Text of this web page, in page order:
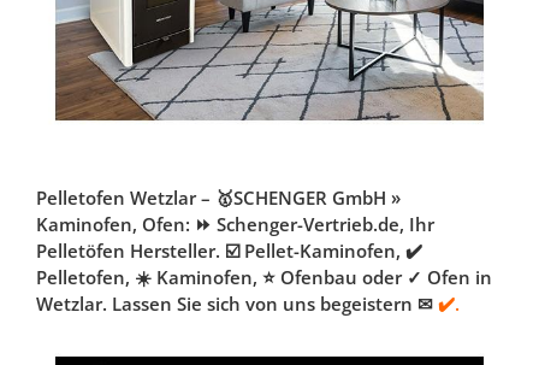
Pelletofen Wetzlar – 🥇SCHENGER GmbH »
Kaminofen, Ofen: ⏩ Schenger-Vertrieb.de, Ihr
Pelletöfen Hersteller. ☑️ Pellet-Kaminofen, ✔️
Pelletofen, ☀️ Kaminofen, ⭐ Ofenbau oder ✓ Ofen in
Wetzlar. Lassen Sie sich von uns begeistern ✉ ✔️.